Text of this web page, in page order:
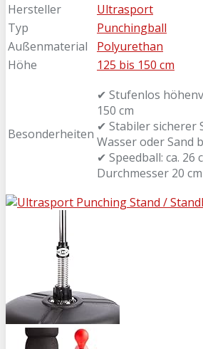
Hersteller
Ultrasport
Typ
Punchingball
Außenmaterial
Polyurethan
Höhe
125 bis 150 cm
Besonderheiten
✔ Stufenlos
150 cm
✔ Stabiler sicherer
Wasser oder Sand
✔ Speedball: ca. 26
Durchmesser 20 cm